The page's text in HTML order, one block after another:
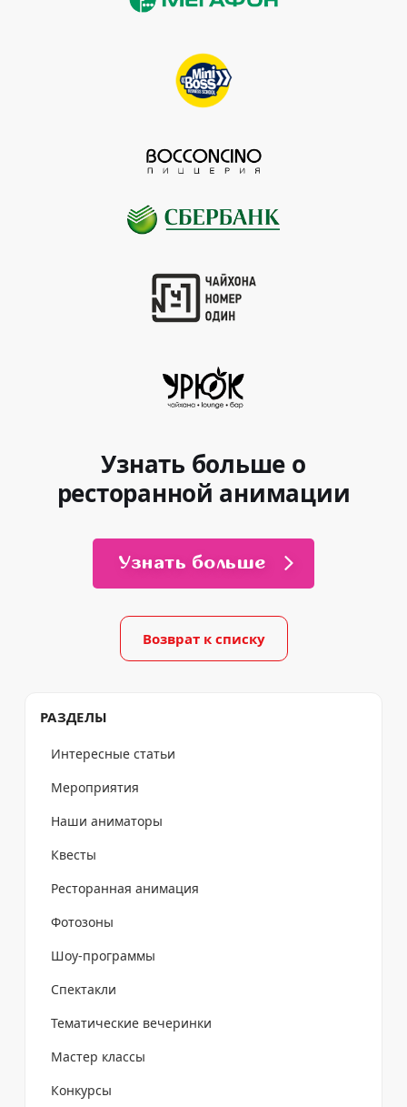
РАЗДЕЛЫ
Интересные статьи
Мероприятия
Наши аниматоры
Квесты
Ресторанная анимация
Фотозоны
Шоу-программы
Спектакли
Тематические вечеринки
Мастер классы
Конкурсы
Узнать больше о
ресторанной анимации
Узнать больше
Возврат к списку